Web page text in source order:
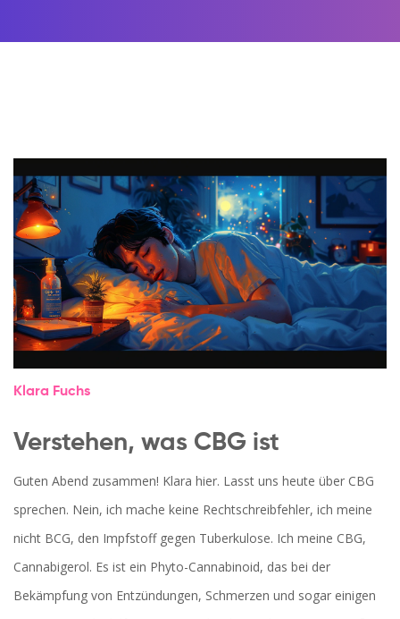
Klara Fuchs
Verstehen, was CBG ist
Guten Abend zusammen! Klara hier. Lasst uns heute über CBG
sprechen. Nein, ich mache keine Rechtschreibfehler, ich meine
nicht BCG, den Impfstoff gegen Tuberkulose. Ich meine CBG,
Cannabigerol. Es ist ein Phyto-Cannabinoid, das bei der
Bekämpfung von Entzündungen, Schmerzen und sogar einigen